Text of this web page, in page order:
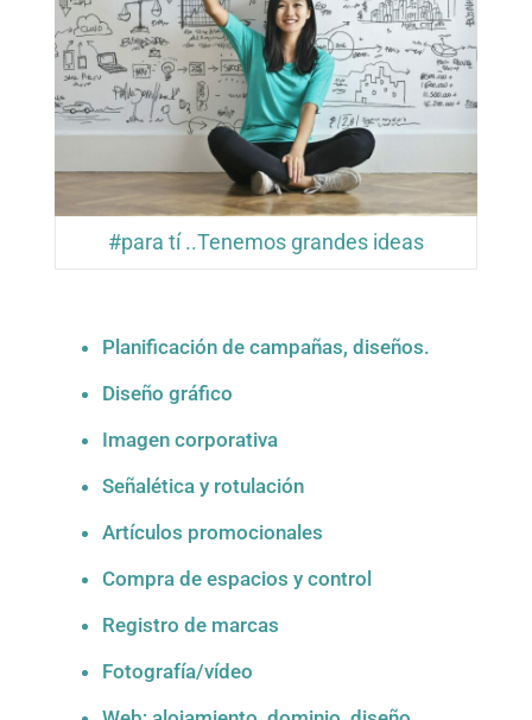
#para tí ..Tenemos grandes ideas
Planificación de campañas, diseños.
Diseño gráfico
Imagen corporativa
Señalética y rotulación
Artículos promocionales
Compra de espacios y control
Registro de marcas
Fotografía/vídeo